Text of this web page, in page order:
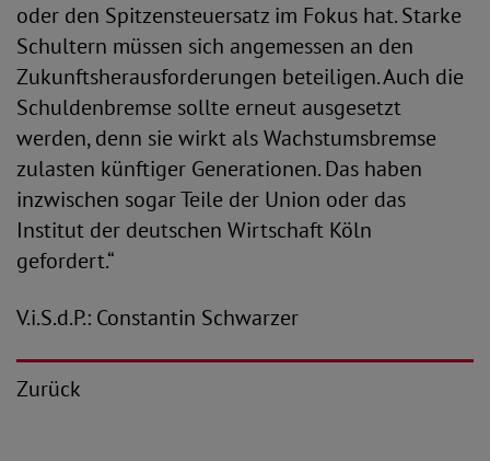
oder den Spitzensteuersatz im Fokus hat. Starke
Schultern müssen sich angemessen an den
Zukunftsherausforderungen beteiligen. Auch die
Schuldenbremse sollte erneut ausgesetzt
werden, denn sie wirkt als Wachstumsbremse
zulasten künftiger Generationen. Das haben
inzwischen sogar Teile der Union oder das
Institut der deutschen Wirtschaft Köln
gefordert.“
V.i.S.d.P.: Constantin Schwarzer
Zurück